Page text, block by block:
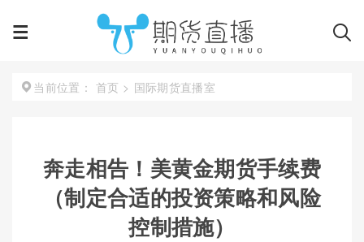
当前位置： 首页 > 国际期货直播室
奔走相告！美黄金期货手续费
（制定合适的投资策略和风险
控制措施）